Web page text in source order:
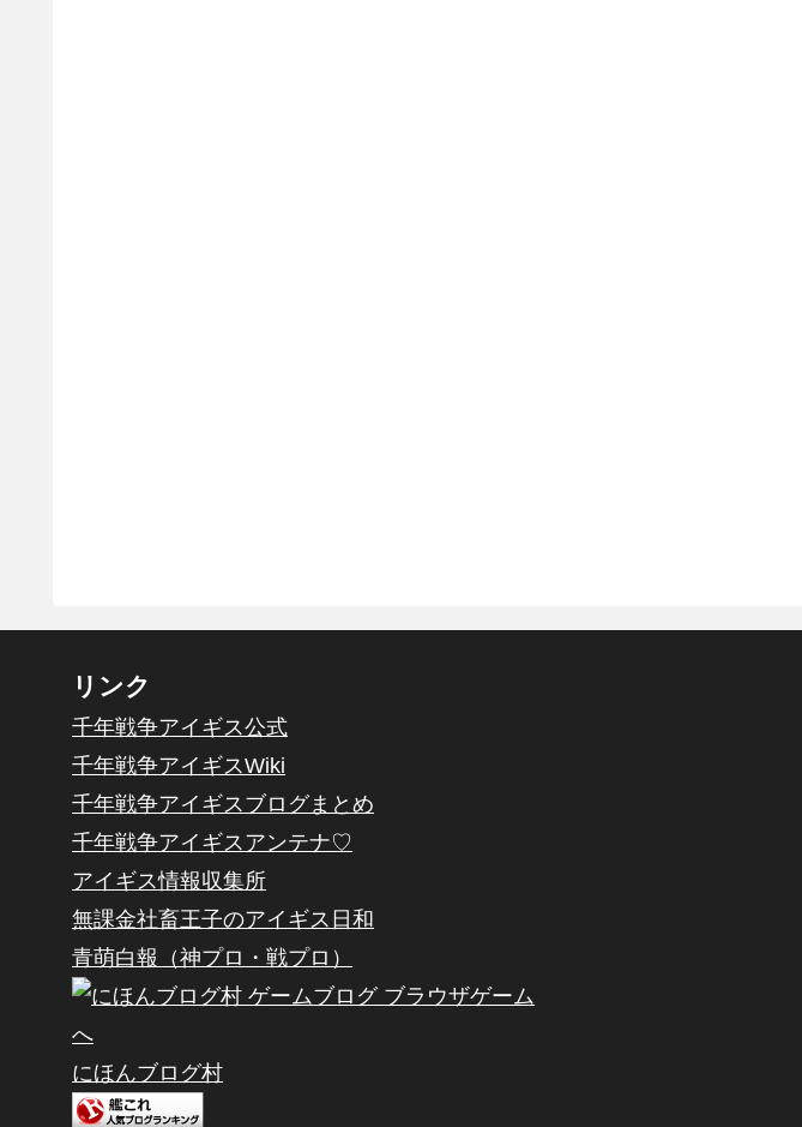
リンク
千年戦争アイギス公式
千年戦争アイギスWiki
千年戦争アイギスブログまとめ
千年戦争アイギスアンテナ♡
アイギス情報収集所
無課金社畜王子のアイギス日和
青萌白報（神プロ・戦プロ）
にほんブログ村